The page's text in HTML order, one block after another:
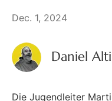
Dec. 1, 2024
Daniel
Die Jugendleiter